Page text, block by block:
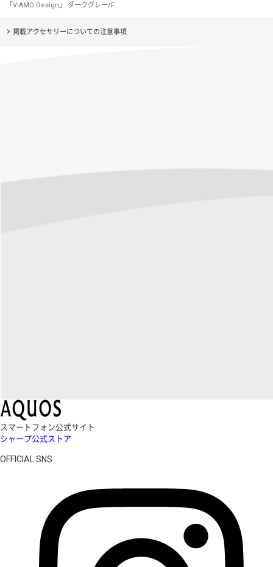
「ViAMO Design」 ダークグレー/F
掲載アクセサリーについての注意事項
スマートフォン公式サイト
シャープ公式ストア
OFFICIAL SNS